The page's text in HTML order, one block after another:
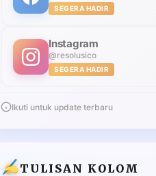
SEGERA HADIR
Instagram
@resolusico
SEGERA HADIR
Ikuti untuk update terbaru
TULISAN KOLOM